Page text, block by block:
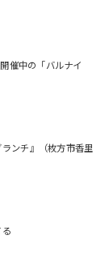
催中の「バルナイ
ンチ』（枚方市香里